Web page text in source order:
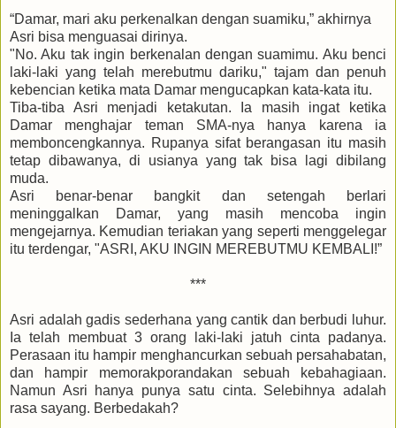
“Damar, mari aku perkenalkan dengan suamiku,” akhirnya
Asri bisa menguasai dirinya.
"No. Aku tak ingin berkenalan dengan suamimu. Aku benci
laki-laki yang telah merebutmu dariku," tajam dan penuh
kebencian ketika mata Damar mengucapkan kata-kata itu.
Tiba-tiba Asri menjadi ketakutan. Ia masih ingat ketika
Damar menghajar teman SMA-nya hanya karena ia
memboncengkannya. Rupanya sifat berangasan itu masih
tetap dibawanya, di usianya yang tak bisa lagi dibilang
muda.
Asri benar-benar bangkit dan setengah berlari
meninggalkan Damar, yang masih mencoba ingin
mengejarnya. Kemudian teriakan yang seperti menggelegar
itu terdengar, "ASRI, AKU INGIN MEREBUTMU KEMBALI!”
***
Asri adalah gadis sederhana yang cantik dan berbudi luhur.
Ia telah membuat 3 orang laki-laki jatuh cinta padanya.
Perasaan itu hampir menghancurkan sebuah persahabatan,
dan hampir memorakporandakan sebuah kebahagiaan.
Namun Asri hanya punya satu cinta. Selebihnya adalah
rasa sayang. Berbedakah?